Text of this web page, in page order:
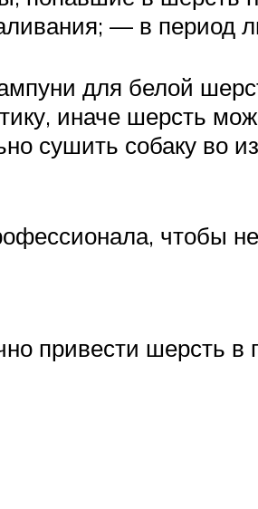
— в период
для белой
иначе шерсть
сушить собаку во
чтобы
привести шерсть в